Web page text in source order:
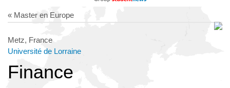
« Master en Europe
Metz, France
Université de Lorraine
Finance